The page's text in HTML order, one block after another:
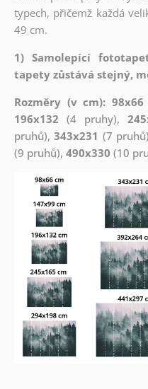
typech, přičemž každá
49 cm.
1) Samolepící
tapety zůstává stejný,
Rozměry (v cm): 98x66
196x132 (4 pruhy),
pruhů),343x231 (7
(9 pruhů), 490x330 (10